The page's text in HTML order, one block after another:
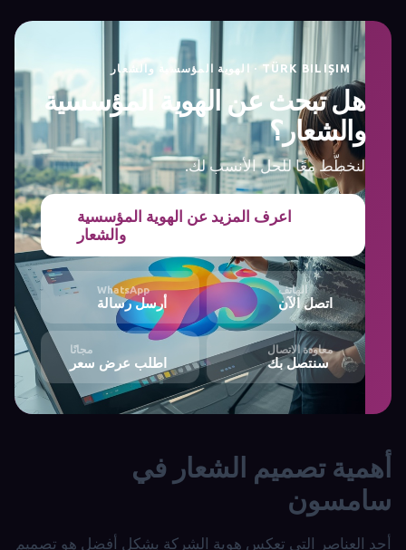
TÜRK BILIŞIM · الهوية المؤسسية والشعار
هل تبحث عن الهوية المؤسسية
والشعار؟
لنخطّط معًا للحل الأنسب لك.
اعرف المزيد عن الهوية المؤسسية
والشعار
الهاتف
اتصل الآن
WhatsApp
أرسل رسالة
معاودة الاتصال
سنتصل بك
مجانًا
اطلب عرض سعر
أهمية تصميم الشعار في
سامسون
أحد العناصر التي تعكس هوية الشركة بشكل أفضل هو تصميم